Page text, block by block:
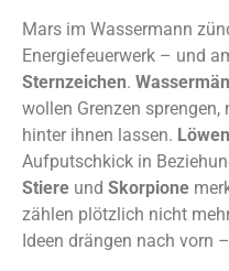
Mars im Wassermann
Energiefeuerwerk – und
Sternzeichen.
wollen Grenzen sprengen,
hinter ihnen lassen. Löwen
Aufputschkick in
Stiere und Skorpione
zählen plötzlich nicht
Ideen drängen nach vorn